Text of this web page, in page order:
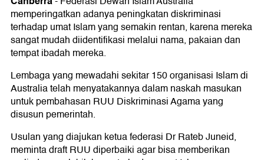
memperingatkan adanya peningkatan diskriminasi
terhadap umat Islam yang semakin rentan, karena mereka
sangat mudah diidentifikasi melalui nama, pakaian dan
tempat ibadah mereka.
Lembaga yang mewadahi sekitar 150 organisasi Islam di
Australia telah menyatakannya dalam naskah masukan
untuk pembahasan RUU Diskriminasi Agama yang
disusun pemerintah.
Usulan yang diajukan ketua federasi Dr Rateb Juneid,
meminta draft RUU diperbaiki agar bisa memberikan